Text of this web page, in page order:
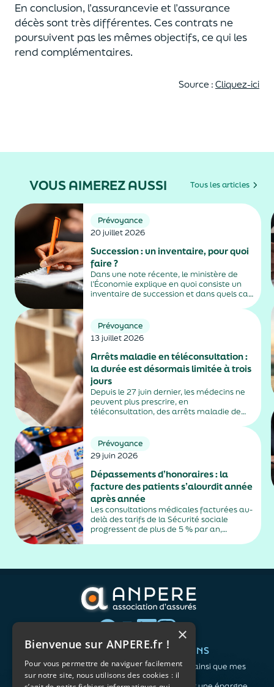
En conclusion, l’assurancevie et l’assurance
décès sont très différentes. Ces contrats ne
poursuivent pas les mêmes objectifs, ce qui les
rend complémentaires.
Source : Cliquez-ici
VOUS AIMEREZ AUSSI Tous les articles
Prévoyance
20 juillet 2026
Succession : un inventaire, pour quoi
faire ?
Dans une note récente, le ministère de
l’Économie explique en quoi consiste un
inventaire de succession et dans quels cas
Prévoyance
13 juillet 2026
Arrêts maladie en téléconsultation :
la durée est désormais limitée à trois
jours
Depuis le 27 juin dernier, les médecins ne
peuvent plus prescrire, en
téléconsultation, des arrêts maladie de
sociales et fiscales, s'inscrit dans un
durcissement plus...
Prévoyance
29 juin 2026
Dépassements d’honoraires : la
facture des patients s’alourdit année
après année
Les consultations médicales facturées au-
delà des tarifs de la Sécurité sociale
progressent de plus de 5 % par an,
alimentés par la montée en puissance des
QUI SOMMES-NOUS ?
L'association
Notre organisation
VOS BESOINS
Me protéger ainsi que mes
proches
×
Bienvenue sur ANPERE.fr !
Pour vous permettre de naviguer facilement
sur notre site, nous utilisons des cookies : il